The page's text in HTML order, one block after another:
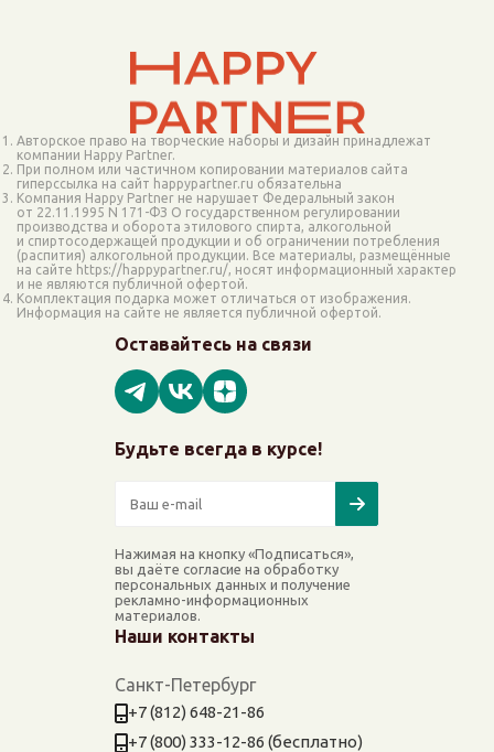
Авторское право на творческие наборы и дизайн принадлежат
компании Happy Partner.
При полном или частичном копировании материалов сайта
гиперссылка на сайт happypartner.ru обязательна
Компания Happy Partner не нарушает Федеральный закон
от 22.11.1995 N 171-ФЗ О государственном регулировании
производства и оборота этилового спирта, алкогольной
и спиртосодержащей продукции и об ограничении потребления
(распития) алкогольной продукции. Все материалы, размещённые
на сайте https://happypartner.ru/, носят информационный характер
и не являются публичной офертой.
Комплектация подарка может отличаться от изображения.
Информация на сайте не является публичной офертой.
Оставайтесь на связи
Будьте всегда в курсе!
Нажимая на кнопку «Подписаться»,
вы даёте согласие на обработку
персональных данных и получение
рекламно-информационных
материалов.
Наши контакты
Санкт-Петербург
+7 (812) 648-21-86
+7 (800) 333-12-86 (бесплатно)